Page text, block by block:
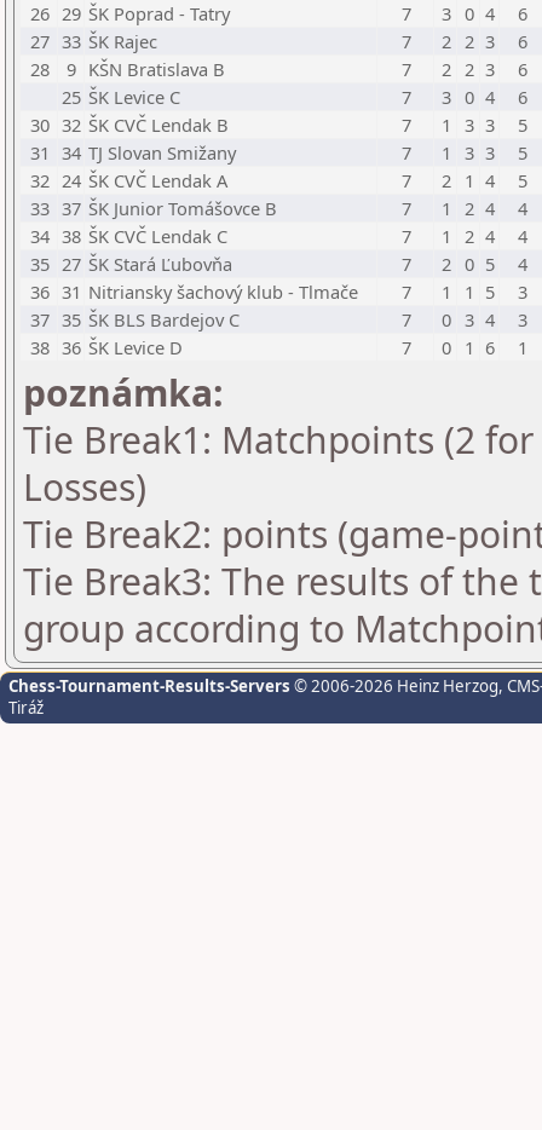
26 29 ŠK Poprad - Tatry 7 3 0 4
6
27 33 ŠK Rajec 7 2 2 3
6
28
9 KŠN Bratislava B 7 2 2 3
6
25 ŠK Levice C 7 3 0 4
6
30 32 ŠK CVČ Lendak B 7 1 3 3
5
31 34 TJ Slovan Smižany 7 1 3 3
5
32 24 ŠK CVČ Lendak A 7 2 1 4
5
33 37 ŠK Junior Tomášovce B 7 1 2 4
4
34 38 ŠK CVČ Lendak C 7 1 2 4
4
35 27 ŠK Stará Ľubovňa 7 2 0 5
4
36 31 Nitriansky šachový klub - Tlmače 7 1 1 5
3
37 35 ŠK BLS Bardejov C 7 0 3 4
3
38 36 ŠK Levice D 7 0 1 6 1
poznámka:
Tie Break1: Matchpoints (2
Losses)
Tie Break2: points (game-
Tie Break3: The results of
group according to
Chess-Tournament-Results-Servers © 2006-2026 Heinz Herzog,
Tiráž